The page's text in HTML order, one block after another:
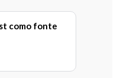
como fonte